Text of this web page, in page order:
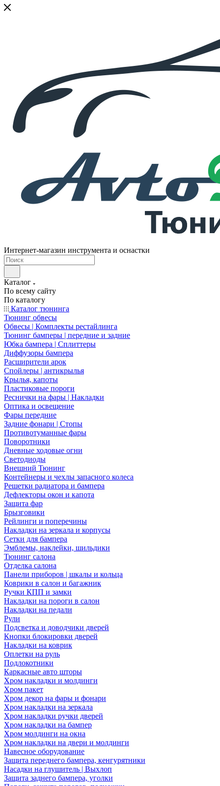
Интернет-магазин инструмента и оснастки
Каталог
По всему сайту
По каталогу
Каталог тюнинга
Тюнинг обвесы
Обвесы | Комплекты рестайлинга
Тюнинг бамперы | передние и задние
Юбка бампера | Сплиттеры
Диффузоры бампера
Расширители арок
Спойлеры | антикрылья
Крылья, капоты
Пластиковые пороги
Реснички на фары | Накладки
Оптика и освещение
Фары передние
Задние фонари | Стопы
Противотуманные фары
Поворотники
Дневные ходовые огни
Светодиоды
Внешний Тюнинг
Контейнеры и чехлы запасного колеса
Решетки радиатора и бампера
Дефлекторы окон и капота
Защита фар
Брызговики
Рейлинги и поперечины
Накладки на зеркала и корпусы
Сетки для бампера
Эмблемы, наклейки, шильдики
Тюнинг салона
Отделка салона
Панели приборов | шкалы и кольца
Коврики в салон и багажник
Ручки КПП и замки
Накладки на пороги в салон
Накладки на педали
Рули
Подсветка и доводчики дверей
Кнопки блокировки дверей
Накладки на коврик
Оплетки на руль
Подлокотники
Каркасные авто шторы
Хром накладки и молдинги
Хром пакет
Хром декор на фары и фонари
Хром накладки на зеркала
Хром накладки ручки дверей
Хром накладки на бампер
Хром молдинги на окна
Хром накладки на двери и молдинги
Навесное оборудование
Защита переднего бампера, кенгурятники
Насадки на глушитель | Выхлоп
Защита заднего бампера, уголки